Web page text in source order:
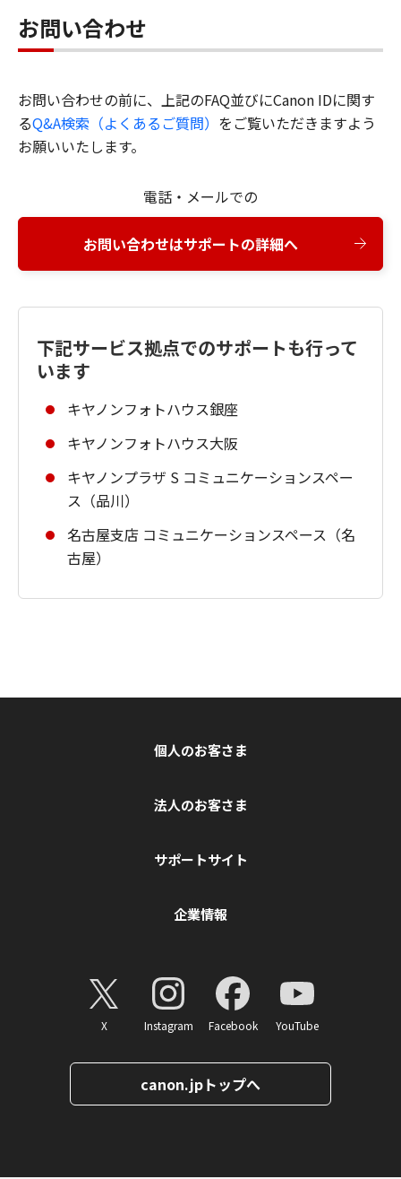
お問い合わせ
お問い合わせの前に、上記のFAQ並びにCanon IDに関す
るQ&A検索（よくあるご質問） をご覧いただきますよう
お願いいたします。
電話・メールでの
お問い合わせはサポートの詳細へ
下記サービス拠点でのサポートも行って
います
キヤノンフォトハウス銀座
キヤノンフォトハウス大阪
キヤノンプラザ S コミュニケーションスペー
ス（品川）
名古屋支店 コミュニケーションスペース（名
古屋）
個人のお客さま
法人のお客さま
サポートサイト
企業情報
X Instagram Facebook YouTube
canon.jpトップへ